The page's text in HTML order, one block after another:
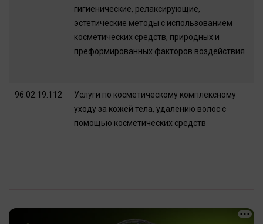
гигиенические, релаксирующие,
эстетические методы с использованием
косметических средств, природных и
преформированных факторов воздействия
96.02.19.112
Услуги по косметическому комплексному
уходу за кожей тела, удалению волос с
помощью косметических средств